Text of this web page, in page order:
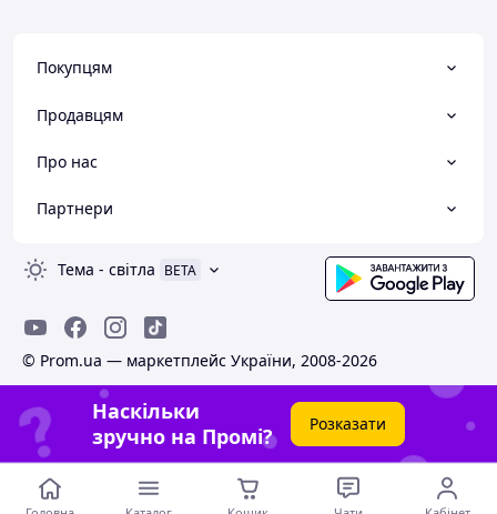
Покупцям
Продавцям
Про нас
Партнери
Тема - світла BETA
© Prom.ua — маркетплейс України, 2008-2026
Наскільки
зручно на Промі?
Розказати